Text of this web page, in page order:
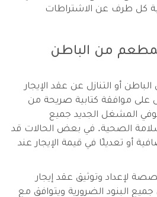
كل طرف عن الاشتراطات
من الباطن
أو التنازل عن عقد الإيجار
موافقة كتابية صريحة من
المشغل الجديد جميع
الصحية. في بعض الحالات قد
أو تعديلًا في قيمة الإيجار عند
لإعداد وتوثيق عقد إيجار
البنود الضرورية ويتوافق مع